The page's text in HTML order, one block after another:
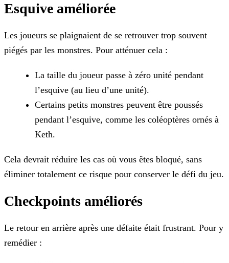
Esquive améliorée
Les joueurs se plaignaient de se retrouver trop souvent
piégés par les monstres. Pour atténuer cela :
La taille du joueur passe à zéro unité pendant
l’esquive (au lieu d’une unité).
Certains petits monstres peuvent être poussés
pendant l’esquive, comme les coléoptères ornés à
Keth.
Cela devrait réduire les cas où vous êtes bloqué, sans
éliminer totalement ce risque pour conserver le défi du jeu.
Checkpoints améliorés
Le retour en arrière après une défaite était frustrant. Pour y
remédier :